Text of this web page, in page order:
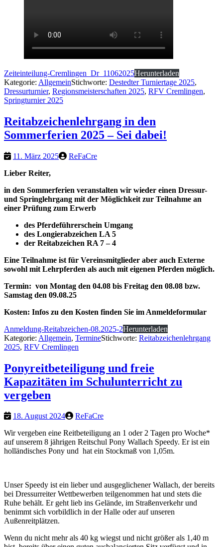
Zeiteinteilung-Cremlingen_Dr_11062025Herunterladen
Kategorie: AllgemeinStichworte: Destedter Turniertage 2025,
Dressurturnier, Regionsmeisterschaften 2025, RFV Cremlingen,
Springturnier 2025
Reitabzeichenlehrgang in den
Sommerferien 2025 – Sei dabei!
11. März 2025
ReFaCre
Lieber Reiter,
in den Sommerferien veranstalten wir wieder einen Dressur-
und Springlehrgang mit der Möglichkeit zur Teilnahme an
einer Prüfung zum Erwerb
des Pferdeführerschein Umgang
des Longierabzeichen LA 5
der Reitabzeichen RA 7 – 4
Eine Teilnahme ist für Vereinsmitglieder aber auch Externe
sowohl mit Lehrpferden als auch mit eigenen Pferden möglich.
Termin: von Montag den 04.08 bis Freitag den 08.08 bzw.
Samstag den 09.08.25
Kosten: Infos zu den Kosten finden Sie im Anmeldeformular
Anmeldung-Reitabzeichen-08.2025-2Herunterladen
Kategorie: Allgemein, TermineStichworte: Reitabzeichenlehrgang
2025, RFV Cremlingen
Ponyreitbeteiligung und freie
Kapazitäten im Schulunterricht zu
vergeben
18. August 2024
ReFaCre
Wir vergeben eine Reitbeteiligung an 1 oder 2 Tagen pro Woche*
auf unserem 8 jährigen Reitschul Pony Wallach Speedy. Er ist ein
holländisches Pony und hat ein Stockmaß von 1,05m.
Unser Speedy ist ein lieber und ausgeglichener Wallach, der bereits
bei Dressurreiter Wettbewerben teilgenommen hat und stets die
Ruhe behält. Er geht lieb ins Gelände, im Straßenverkehr und
benimmt sich vorbildlich in der Halle oder auf unseren
Außenreitplätzen.
Wenn du nicht mehr als 40 kg wiegst und nicht größer als 1,40 m